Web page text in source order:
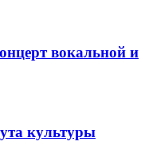
вокальной и
культуры